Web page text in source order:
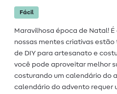
Fácil
Maravilhosa época de Natal!
nossas mentes criativas
de DIY para artesanato e
você pode aproveitar melhor
costurando um calendário do
calendário do advento requer